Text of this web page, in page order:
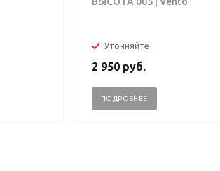
Уточняйте
2 950 руб.
ПОДРОБНЕЕ